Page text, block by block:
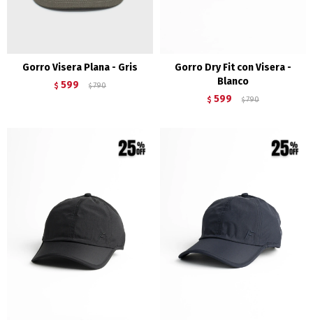
Gorro Visera Plana - Gris
$ 599 $ 790
Gorro Dry Fit con Visera -
Blanco
$ 599 $ 790